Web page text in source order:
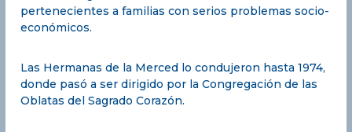
S
a
t
í
pertenecientes a familias con serios problemas socio-
económicos.
Las Hermanas de la Merced lo condujeron hasta 1974,
donde pasó a ser dirigido por la Congregación de las
Oblatas del Sagrado Corazón.